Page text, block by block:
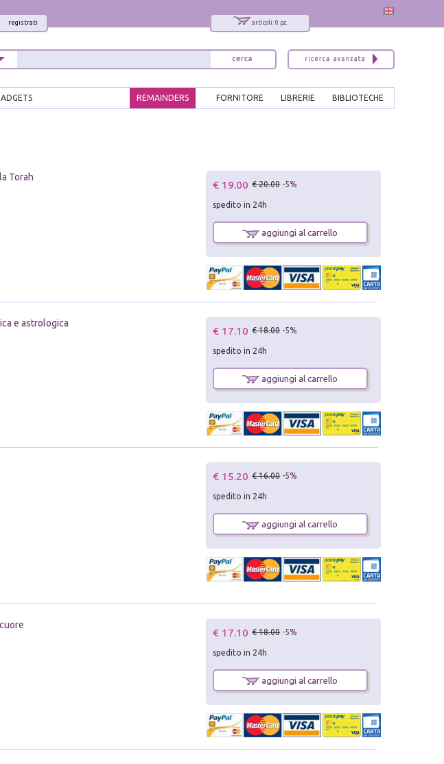
articoli: 0 pz.
registrati
BIBLIOTECHE
LIBRERIE
FORNITORE
REMAINDERS
Torah
€ 19.00 € 20.00 -5%
spedito in 24h
aggiungi al carrello
e astrologica
€ 17.10 € 18.00 -5%
spedito in 24h
aggiungi al carrello
€ 15.20 € 16.00 -5%
spedito in 24h
aggiungi al carrello
€ 17.10 € 18.00 -5%
spedito in 24h
aggiungi al carrello